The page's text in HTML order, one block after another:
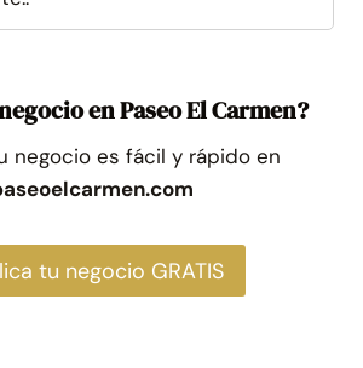
en Paseo El Carmen?
negocio es fácil y rápido en
tu negocio GRATIS